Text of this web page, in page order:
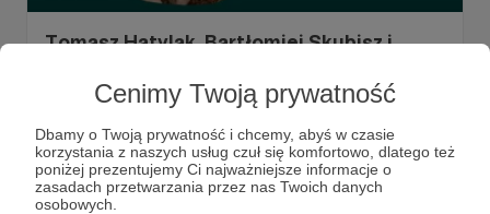
Cenimy Twoją prywatność
Dbamy o Twoją prywatność i chcemy, abyś w czasie
korzystania z naszych usług czuł się komfortowo, dlatego też
poniżej prezentujemy Ci najważniejsze informacje o
zasadach przetwarzania przez nas Twoich danych
osobowych.
Tomasz Hatylak, Bartłomiej Skubisz i
do końca roku
przerwie z powodów zdrowotnych, która potrwa do końca
2023 roku. Dziś, podczas ostatniej audycji Route 357
przed trzema miesiącami nieobecności na antenie,
poinformowała Was, kogo usłyszycie w poniedziałkowe
wieczory i sobotnie popołudnia.
Marta Kula zastępstwo Tomasz Hatylak +5